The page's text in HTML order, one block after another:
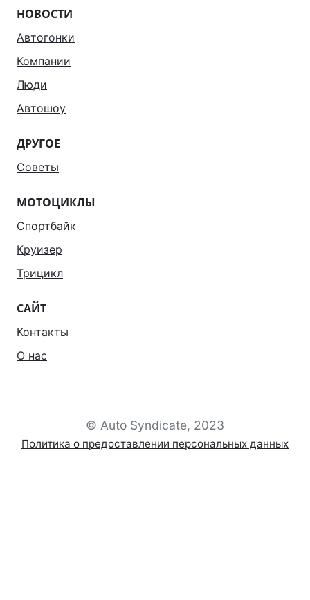
НОВОСТИ
Автогонки
Компании
Люди
Автошоу
ДРУГОЕ
Советы
МОТОЦИКЛЫ
Спортбайк
Круизер
Трицикл
САЙТ
Контакты
О нас
© Auto Syndicate, 2023
Политика о предоставлении персональных данных